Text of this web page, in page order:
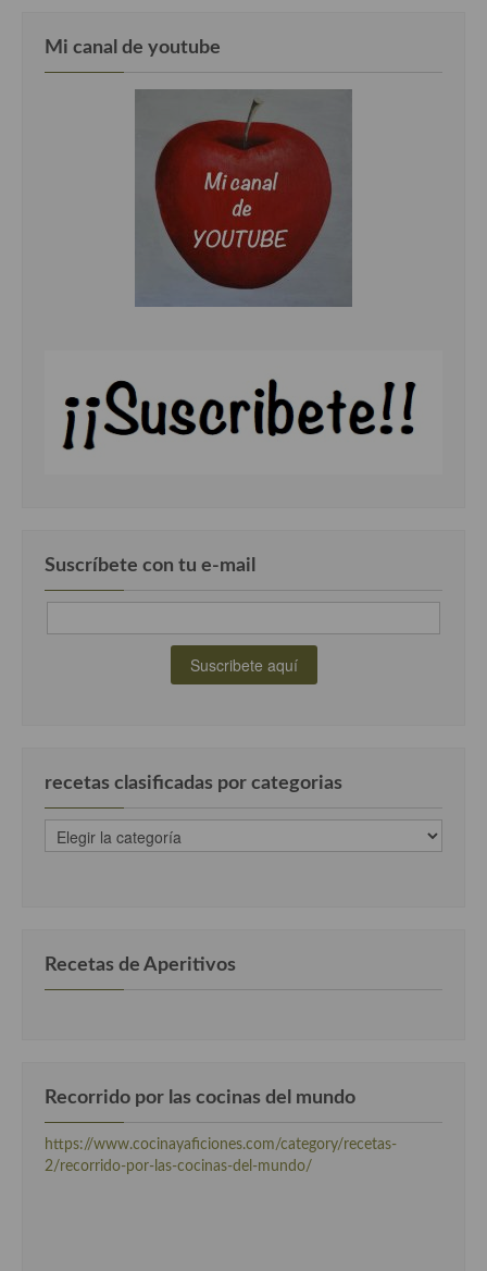
Cocina Suiza
Mi canal de youtube
Suscríbete con tu e-mail
recetas clasificadas por categorias
recetas
clasificadas
Recetas de Aperitivos
Recorrido por las cocinas del mundo
https://www.cocinayaficiones.com/category/recetas-
2/recorrido-por-las-cocinas-del-mundo/